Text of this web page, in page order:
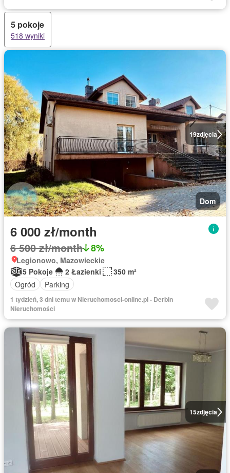
5 pokoje
518 wyniki
19zdjęcia
Dom
6 000 zł/month
6 500 zł/month 8%
Legionowo, Mazowieckie
5 Pokoje
2 Łazienki
350 m²
Ogród
Parking
1 tydzień, 3 dni temu w Nieruchomosci-online.pl - Derbin
Nieruchomości
15zdjęcia